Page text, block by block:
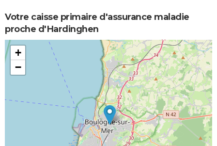
Votre caisse primaire d'assurance maladie
proche d'Hardinghen
+
−